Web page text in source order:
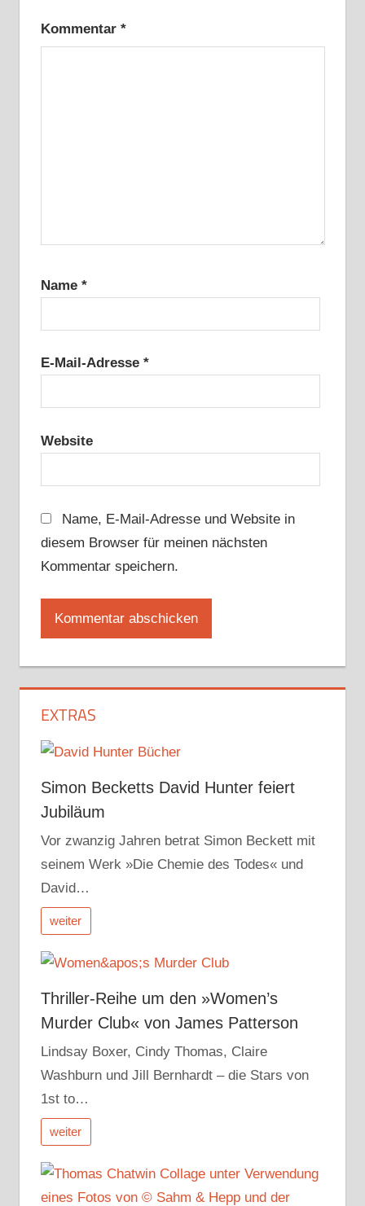
Kommentar *
Name *
E-Mail-Adresse *
Website
Name, E-Mail-Adresse und Website in
diesem Browser für meinen nächsten
Kommentar speichern.
EXTRAS
Simon Becketts David Hunter feiert
Jubiläum
Vor zwanzig Jahren betrat Simon Beckett mit
seinem Werk »Die Chemie des Todes« und
David…
weiter
Thriller-Reihe um den »Women’s
Murder Club« von James Patterson
Lindsay Boxer, Cindy Thomas, Claire
Washburn und Jill Bernhardt – die Stars von
1st to…
weiter